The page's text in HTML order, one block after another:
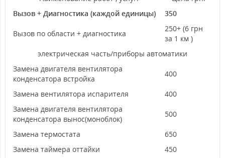
Вызов + Диагностика (каждой единицы)
350
Вызов по области + диагностика
250+ (6 грн
за 1 км )
электрическая часть/приборы автоматики
Замена двигателя вентилятора
конденсатора встройка
400
Замена вентилятора испарителя
400
Замена двигателя вентилятора
конденсатора вынос(моноблок)
500
Замена термостата
650
Замена таймера оттайки
450